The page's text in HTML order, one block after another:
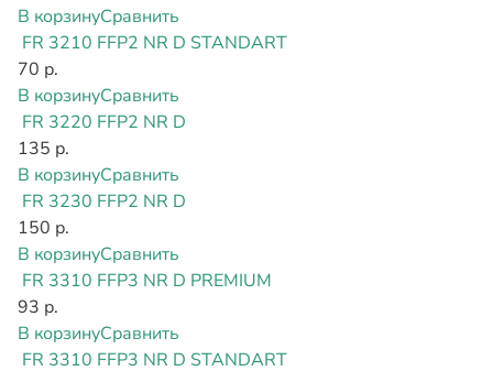
В корзинуСравнить
FR 3210 FFP2 NR D STANDART
70 р.
В корзинуСравнить
FR 3220 FFP2 NR D
135 р.
В корзинуСравнить
FR 3230 FFP2 NR D
150 р.
В корзинуСравнить
FR 3310 FFP3 NR D PREMIUM
93 р.
В корзинуСравнить
FR 3310 FFP3 NR D STANDART